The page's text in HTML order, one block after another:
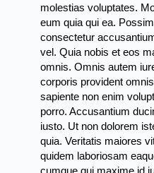
molestias voluptates.
eum quia qui ea.
consectetur
vel. Quia nobis et eos
omnis. Omnis autem
corporis provident
sapiente non enim
porro. Accusantium
iusto. Ut non dolorem
quia. Veritatis maiores
quidem laboriosam